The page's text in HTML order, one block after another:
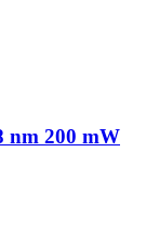
nm 200 mW